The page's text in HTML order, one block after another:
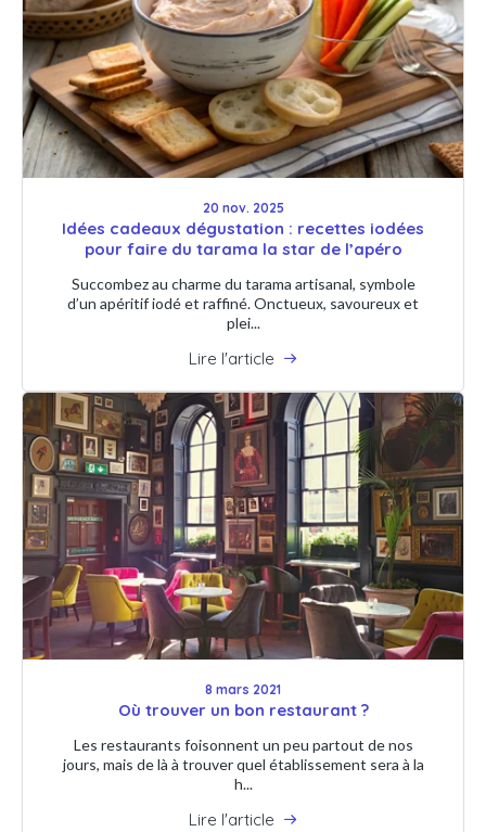
20 nov. 2025
Idées cadeaux dégustation : recettes iodées
pour faire du tarama la star de l’apéro
Succombez au charme du tarama artisanal, symbole
d’un apéritif iodé et raffiné. Onctueux, savoureux et
plei...
Lire l'article
8 mars 2021
Où trouver un bon restaurant ?
Les restaurants foisonnent un peu partout de nos
jours, mais de là à trouver quel établissement sera à la
h...
Lire l'article